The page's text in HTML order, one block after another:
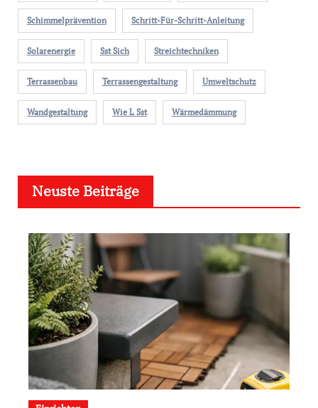
Schimmelprävention Schritt-Für-Schritt-Anleitung
Solarenergie Sst Sich Streichtechniken
Terrassenbau Terrassengestaltung Umweltschutz
Wandgestaltung Wie L Sst Wärmedämmung
Neuste Beiträge